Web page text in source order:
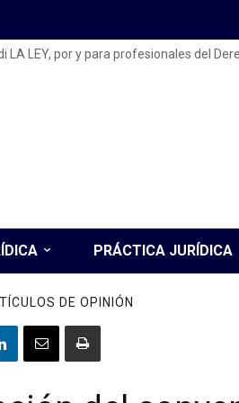
LA LEY, por y para profesionales del
PRÁCTICA JURÍDICA
DE OPINIÓN